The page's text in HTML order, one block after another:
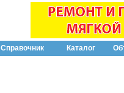
Справочник Каталог